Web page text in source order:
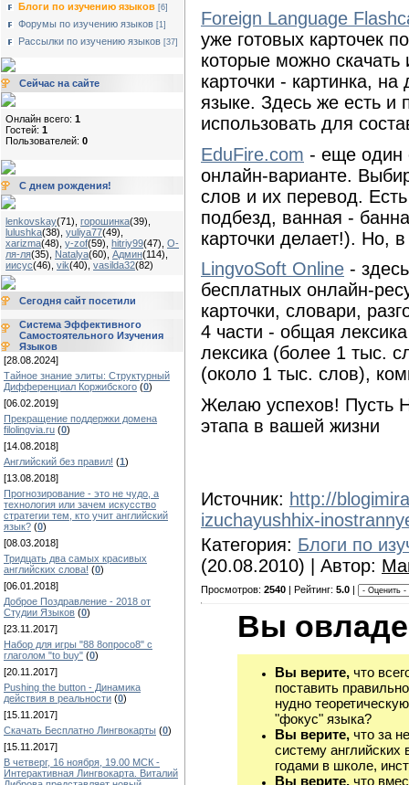
Блоги по изучению языков [6]
Форумы по изучению языков [1]
Рассылки по изучению языков [37]
Сейчас на сайте
Онлайн всего: 1
Гостей: 1
Пользователей: 0
С днем рождения!
lenkovskay(71) горошинка(39)
lulushka(38) yuliya77(49)
xarizma(48) y-zof(59) hitriy99(47) О-
ля-ля(35) Natalya(60) Админ(114)
иисус(46) vik(40) vasilda32(82)
Сегодня сайт посетили
Система Эффективного
Самостоятельного Изучения
Языков
[28.08.2024]
Тайное знание элиты: Структурный
Дифференциал Коржибского (0)
[06.02.2019]
Прекращение поддержки домена
filolingvia.ru (0)
[14.08.2018]
Английский без правил! (1)
[13.08.2018]
Прогнозирование - это не чудо, а
технология или зачем искусство
стратегии тем, кто учит английский
язык? (0)
[08.03.2018]
Тридцать два самых красивых
английских слова! (0)
[06.01.2018]
Доброе Поздравление - 2018 от
Студии Языков (0)
[23.11.2017]
Набор для игры "88 8опросо8" с
глаголом "to buy" (0)
[20.11.2017]
Pushing the button - Динамика
действия в реальности (0)
[15.11.2017]
Скачать Бесплатно Лингвокарты (0)
[15.11.2017]
В четверг, 16 ноября, 19.00 МСК -
Интерактивная Лингвокарта. Виталий
Foreign Language
уже готовых карточек
которые можно скачать
карточки - картинка,
языке. Здесь же есть и
использовать для
EduFire.com - еще один
онлайн-варианте.
слов и их перевод.
подбезд, ванная -
карточки делает!). Но,
LingvoSoft Online -
бесплатных онлайн-
карточки, словари,
4 части - общая
лексика (более 1 тыс.
(около 1 тыс. слов),
Желаю успехов! Пусть
этапа в вашей жизни
Источник: http://
izuchayushhix-
Категория: Блоги по
(20.08.2010) | Автор:
Просмотров: 2540 | Рейтинг: 5.0
Вы
Вы верите, что
поставить
нудно
"фокус" языка?
Вы верите, что за
систему
годами в школе,
Вы верите, что